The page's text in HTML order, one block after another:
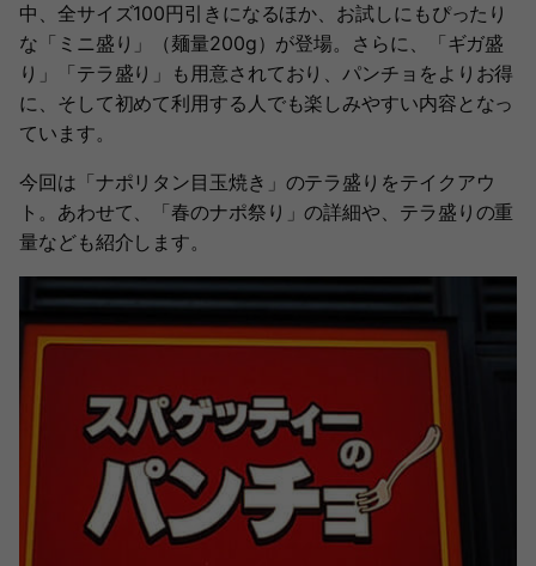
中、全サイズ100円引きになるほか、お試しにもぴったり
な「ミニ盛り」（麺量200g）が登場。さらに、「ギガ盛
り」「テラ盛り」も用意されており、パンチョをよりお得
に、そして初めて利用する人でも楽しみやすい内容となっ
ています。
今回は「ナポリタン目玉焼き」のテラ盛りをテイクアウ
ト。あわせて、「春のナポ祭り」の詳細や、テラ盛りの重
量なども紹介します。